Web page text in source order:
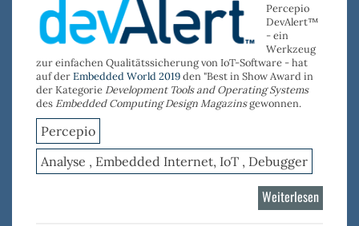
Percepio
DevAlert™
- ein
Werkzeug
zur einfachen Qualitätssicherung von IoT-Software - hat
auf derEmbedded World 2019den "Best in Show Award in
der Kategorie Development Tools and Operating Systems
des Embedded Computing Design Magazinsgewonnen.
Percepio
Analyse , Embedded Internet, IoT , Debugger
Weiterlesen